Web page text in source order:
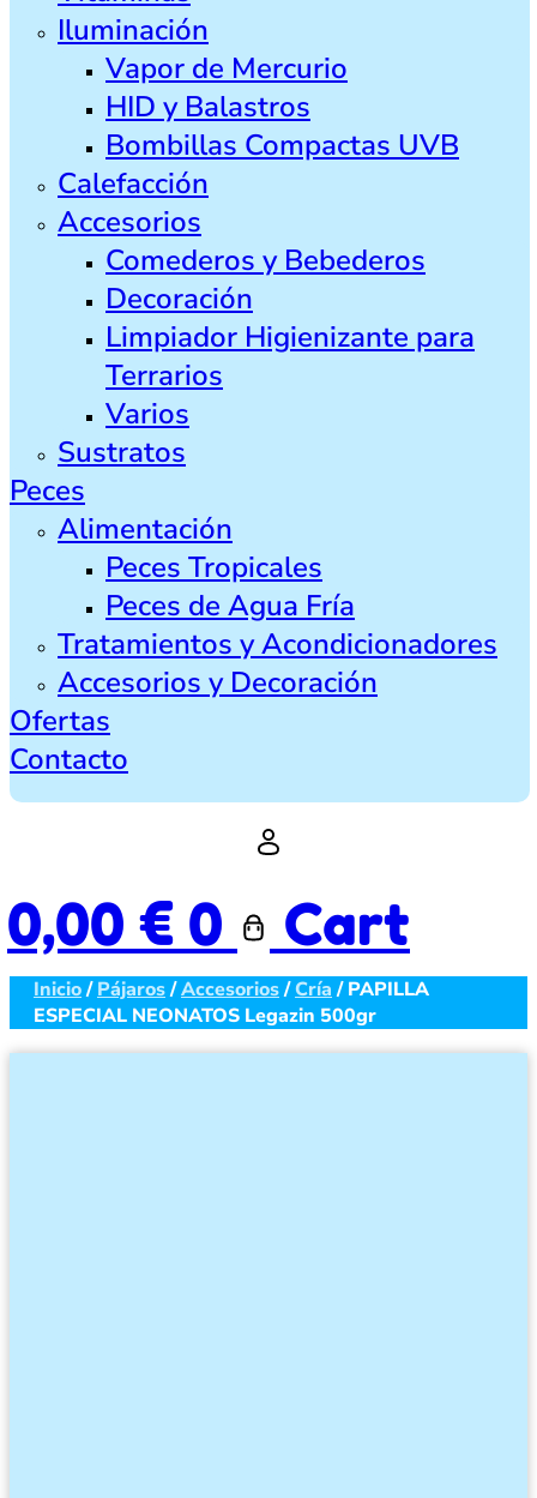
Iluminación
Vapor de Mercurio
HID y Balastros
Bombillas Compactas UVB
Calefacción
Accesorios
Comederos y Bebederos
Decoración
Limpiador Higienizante para
Terrarios
Varios
Sustratos
Peces
Alimentación
Peces Tropicales
Peces de Agua Fría
Tratamientos y Acondicionadores
Accesorios y Decoración
Ofertas
Contacto
0,00 € 0 Cart
Inicio/Pájaros/Accesorios/Cría/ PAPILLA
ESPECIAL NEONATOS Legazin 500gr